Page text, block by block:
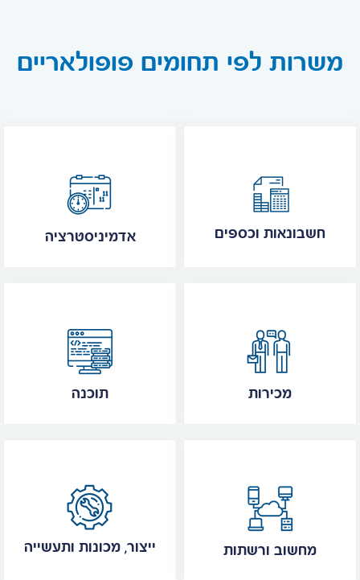
משרות לפי תחומים פופולאריים
אדמיניסטרציה חשבונאות וכספים
תוכנה מכירות
ייצור, מכונות ותעשייה מחשוב ורשתות